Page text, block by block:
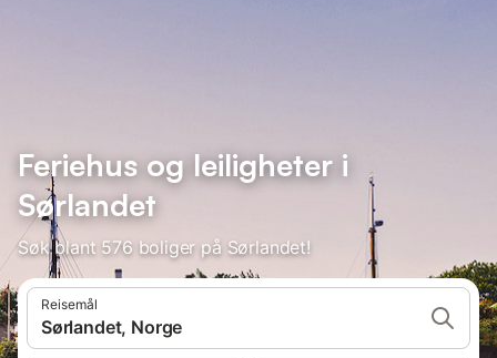
Feriehus og leiligheter i
Sørlandet
Søk blant 576 boliger på Sørlandet!
Reisemål
Sørlandet, Norge